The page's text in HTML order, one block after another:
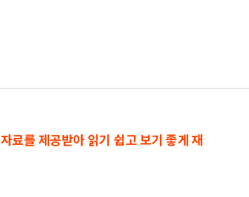
를 제공받아 읽기 쉽고 보기 좋게 재